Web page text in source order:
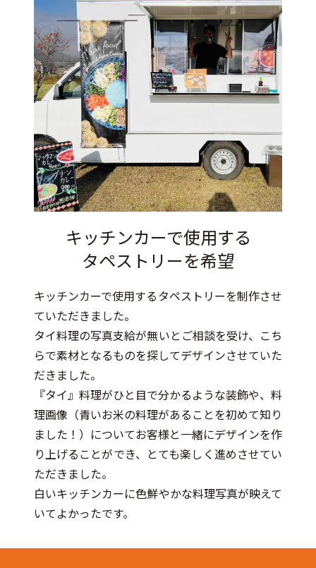
キッチンカーで使用する
タペストリーを希望
キッチンカーで使用するタペストリーを制作させ
ていただきました。
タイ料理の写真支給が無いとご相談を受け、こち
らで素材となるものを探してデザインさせていた
だきました。
『タイ』料理がひと目で分かるような装飾や、料
理画像（青いお米の料理があることを初めて知り
ました！）についてお客様と一緒にデザインを作
り上げることができ、とても楽しく進めさせてい
ただきました。
白いキッチンカーに色鮮やかな料理写真が映えて
いてよかったです。